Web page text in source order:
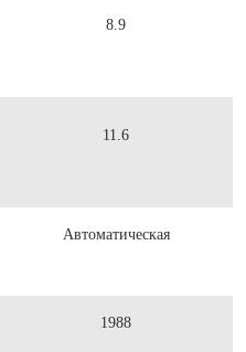
8.9
11.6
Автоматическая
1988